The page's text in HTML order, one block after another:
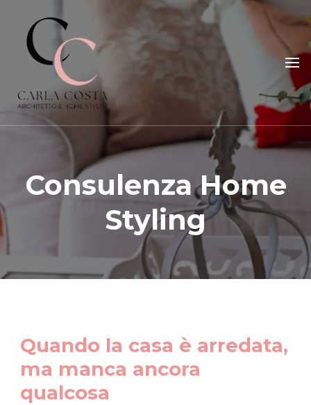
Carla Costa
Home Styling, Interior Relooking, Consulenze e Corsi
Consulenza Home
Styling
Quando la casa è arredata,
ma manca ancora
qualcosa